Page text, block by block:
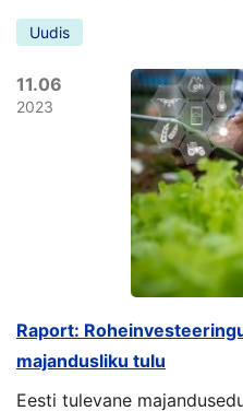
Uudis
11.06
2023
Raport:
majandusliku tulu
Eesti tulevane